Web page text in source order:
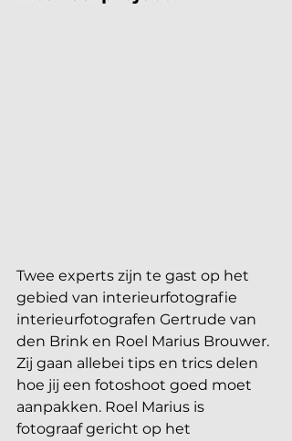
Twee experts zijn te gast op het
gebied van interieurfotografie
interieurfotografen Gertrude van
den Brink en Roel Marius Brouwer.
Zij gaan allebei tips en trics delen
hoe jij een fotoshoot goed moet
aanpakken. Roel Marius is
fotograaf gericht op het